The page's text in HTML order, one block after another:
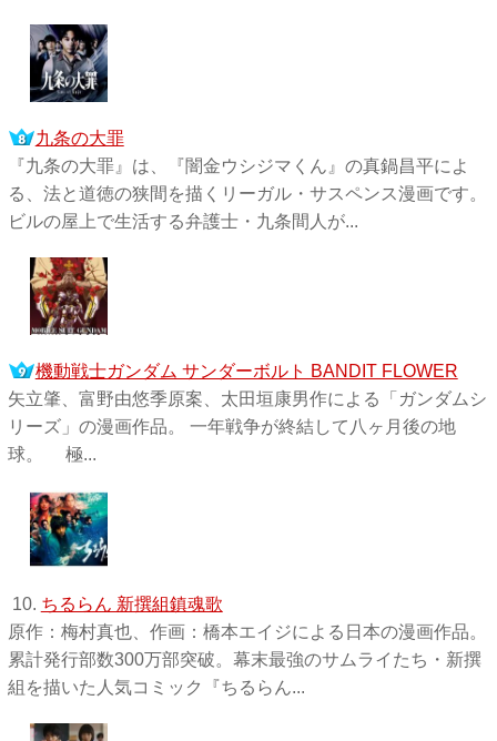
九条の大罪
『九条の大罪』は、『闇金ウシジマくん』の真鍋昌平によ
る、法と道徳の狭間を描くリーガル・サスペンス漫画です。
ビルの屋上で生活する弁護士・九条間人が...
機動戦士ガンダム サンダーボルト BANDIT FLOWER
矢立肇、富野由悠季原案、太田垣康男作による「ガンダムシ
リーズ」の漫画作品。 一年戦争が終結して八ヶ月後の地
球。 極...
10. ちるらん 新撰組鎮魂歌
原作：梅村真也、作画：橋本エイジによる日本の漫画作品。
累計発行部数300万部突破。幕末最強のサムライたち・新撰
組を描いた人気コミック『ちるらん...